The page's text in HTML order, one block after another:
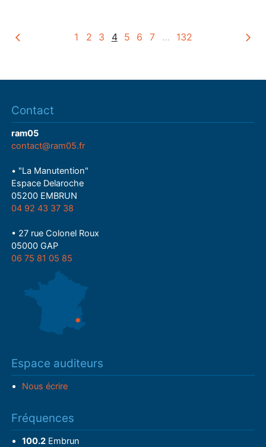
1 2 3 4 5 6 7 … 132
Contact
ram05
contact@ram05.fr
• "La Manutention"
Espace Delaroche
05200 EMBRUN
04 92 43 37 38
• 27 rue Colonel Roux
05000 GAP
06 75 81 05 85
Espace auditeurs
Nous écrire
Fréquences
100.2Embrun